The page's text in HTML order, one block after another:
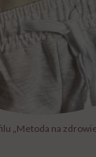
„Metoda na